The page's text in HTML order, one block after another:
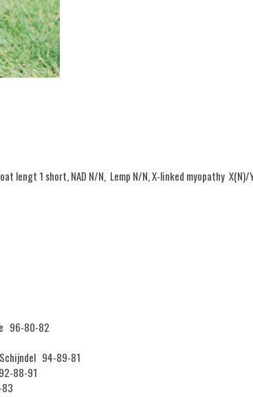
lengt 1 short, NAD N/N, Lemp N/N, X-linked myopathy X(N)/
96-80-82
94-89-81
88-91